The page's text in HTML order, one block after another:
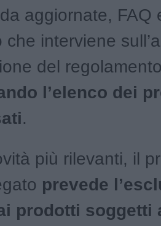
aggiornate, FAQ
che interviene
del
l’elenco dei
.
più rilevanti, il
prevede
prodotti soggetti